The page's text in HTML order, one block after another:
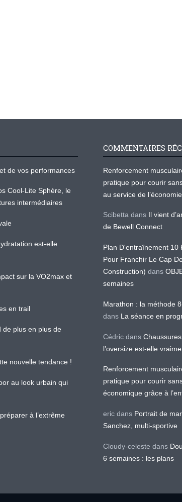
de vos performances
Cool-Lite Sphère, le
intermédiaires
est-elle
sur la VO2max et
en trail
de plus en plus de
nouvelle tendance !
au look urbain qui
à l’extrême
COMMENTAIRES
Renforcement
pratique pour courir
au service de
Scibetta dans Il vient
de Bewell Connect
Plan D'entraînement 10
Pour Franchir Le Cap
Construction) dans
semaines
Marathon : la méthode
dans La séance en
Cédric dans
l’oversize est-elle
Renforcement
pratique pour courir
économique grâce à
eric dans Portrait de
Sanchez, multi-sportive
Cloudy-celeste dans
6 semaines : les plans